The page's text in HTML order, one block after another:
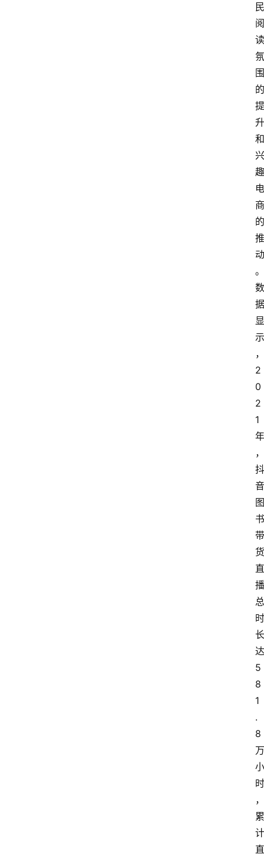
民
阅
读
氛
围
的
提
升
和
兴
趣
电
商
的
推
动
。
数
据
显
示
，
2
0
2
1
年
，
抖
音
图
书
带
货
直
播
总
时
长
达
5
8
1
.
8
万
小
时
，
累
计
直